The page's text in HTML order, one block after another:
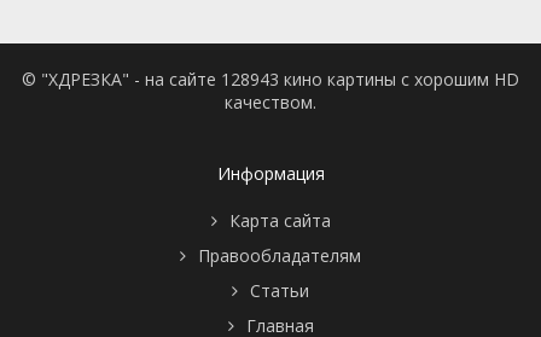
© "ХДРЕЗКА" - на сайте 128943 кино картины с хорошим HD
качеством.
Информация
Карта сайта
Правообладателям
Статьи
Главная